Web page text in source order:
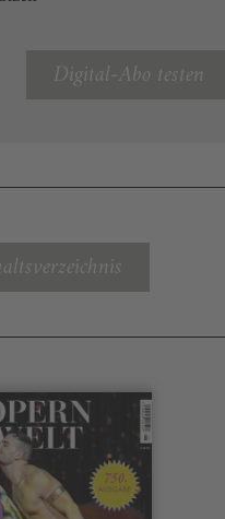
Digital-Abo testen